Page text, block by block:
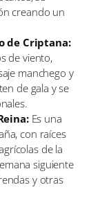
creando un
de Criptana:
de viento,
manchego y
de gala y se
Es una
con raíces
de la
siguiente
y otras